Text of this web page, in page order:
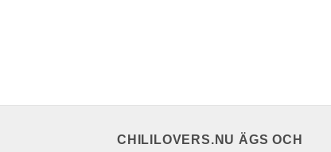
CHILILOVERS.NU ÄGS OCH